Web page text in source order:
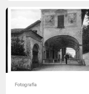
Fotografia